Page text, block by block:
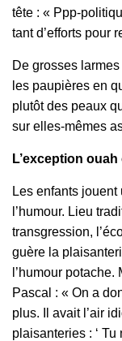
tête : «
tant d’efforts pour
De grosses
les paupières en
plutôt des peaux
sur elles‑mêmes
L’exception
Les enfants
l’humour. Lieu
transgression,
guère la
l’humour
Pascal : « On a
plus. Il avait l’air
plaisanteries : ‘